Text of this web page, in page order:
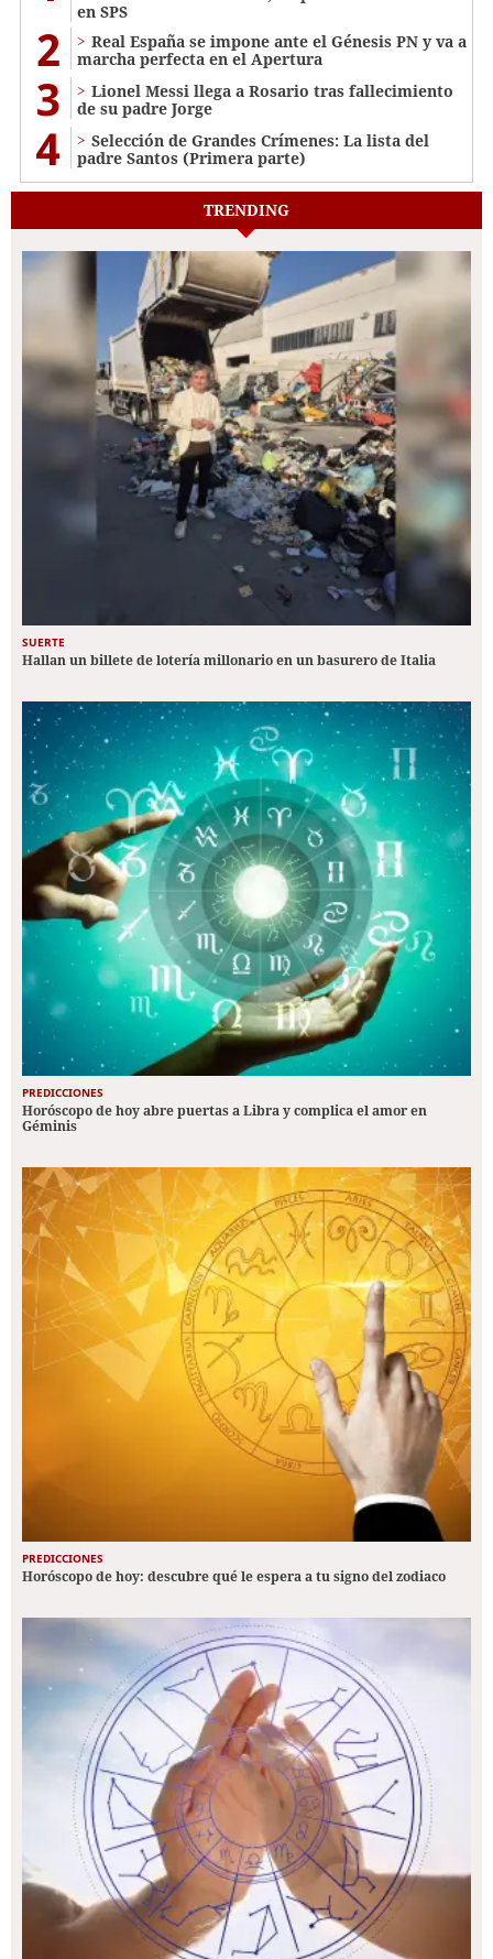
en SPS
2
Real España se impone ante el Génesis PN y va a
marcha perfecta en el Apertura
3
Lionel Messi llega a Rosario tras fallecimiento
de su padre Jorge
4
Selección de Grandes Crímenes: La lista del
padre Santos (Primera parte)
TRENDING
SUERTE
Hallan un billete de lotería millonario en un basurero de Italia
PREDICCIONES
Horóscopo de hoy abre puertas a Libra y complica el amor en
Géminis
PREDICCIONES
Horóscopo de hoy: descubre qué le espera a tu signo del zodiaco